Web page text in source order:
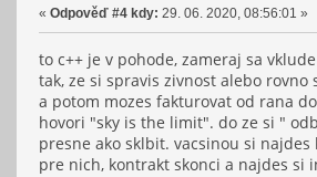
« Odpověď #4 kdy: 29. 06. 2020, 08:56:01 »
to c++ je v pohode, zameraj sa
tak, ze si spravis zivnost alebo rovno
a potom mozes fakturovat od rana
hovori "sky is the limit". do ze si "
presne ako sklbit. vacsinou si
pre nich, kontrakt skonci a najdes si